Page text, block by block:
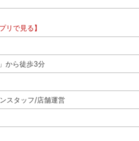
リで見る】
から徒歩3分
スタッフ/店舗運営